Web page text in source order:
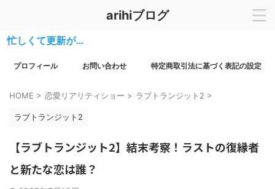
arihiブログ
て更新が…
プロフィール お問い合わせ 特定商取引法に基づく表記の設定
HOME > 恋愛リアリティショー > ラブトランジット2 >
ラブトランジット2
【ラブトランジット2】結末考察！ラストの復縁者
と新たな恋は誰？